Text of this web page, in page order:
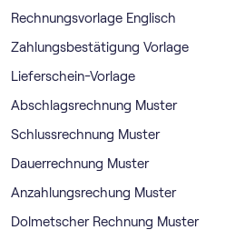
Rechnungsvorlage Englisch
Zahlungsbestätigung Vorlage
Lieferschein-Vorlage
Abschlagsrechnung Muster
Schlussrechnung Muster
Dauerrechnung Muster
Anzahlungsrechung Muster
Dolmetscher Rechnung Muster